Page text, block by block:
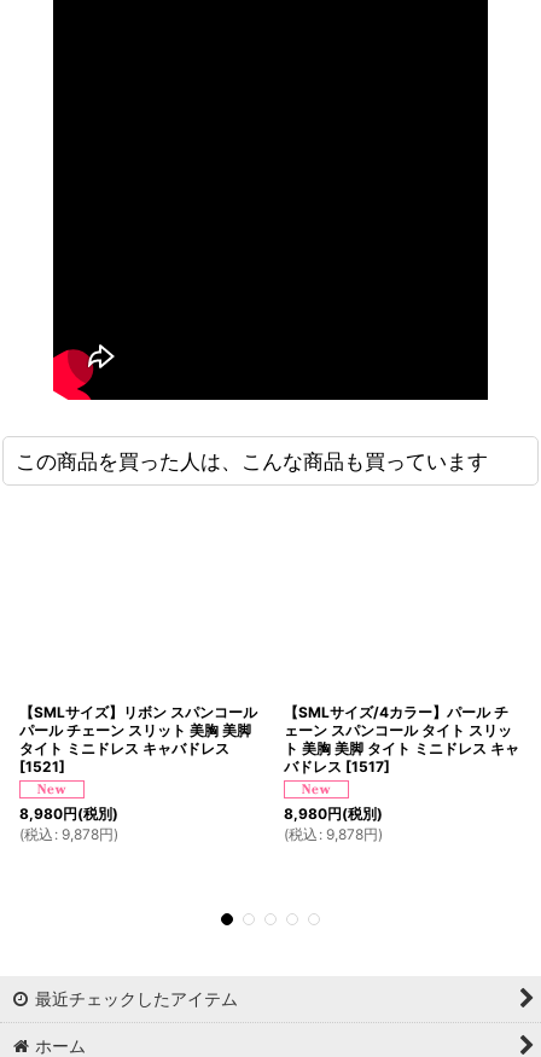
この商品を買った人は、こんな商品も買っています
【SMLサイズ】リボン スパンコール
パール チェーン スリット 美胸 美脚
タイト ミニドレス キャバドレス
[1521]
8,980円(税別)
(税込 : 9,878円)
【SMLサイズ/4カラー】パール チ
ェーン スパンコール タイト スリッ
ト 美胸 美脚 タイト ミニドレス キャ
バドレス [1517]
8,980円(税別)
(税込 : 9,878円)
最近チェックしたアイテム
ホーム